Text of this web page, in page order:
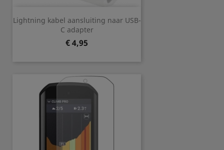
Lightning kabel aansluiting naar USB-
C adapter
Prijs
€ 4,95